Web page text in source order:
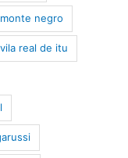
negro
real de itu